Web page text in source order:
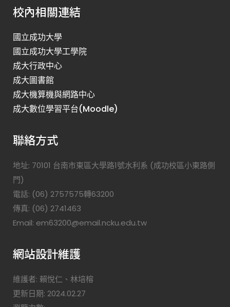
校內相關連結
國立成功大學
國立成功大學工學院
成大行政中心
成大圖書館
成大機算機與網路中心
成大數位學習平台(Moodle)
聯絡方式
地址: 70101 台南市東區大學路1號水利系 (成功校區小東路側
門)
電話: (06) 2757575轉63200
傳真: (06) 2741463
Email: em63200@email.ncku.edu.tw
網站設計維護
維護者: 賴悅仁、林培榕
更新日期: 2024.02.27